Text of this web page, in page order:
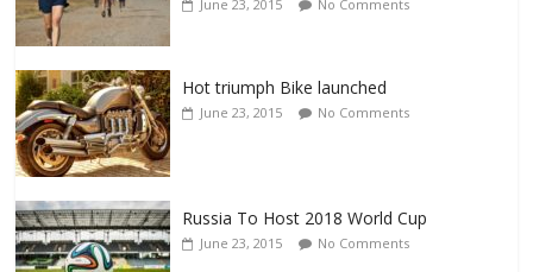
June 23, 2015 No Comments
Hot triumph Bike launched
June 23, 2015 No Comments
Russia To Host 2018 World Cup
June 23, 2015 No Comments